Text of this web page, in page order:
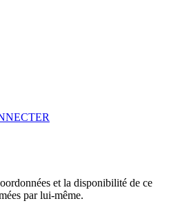
et la disponibilité de ce
par lui-même.